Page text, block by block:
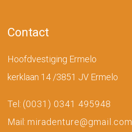
Contact
Hoofdvestiging Ermelo
kerklaan 14 /3851 JV Ermelo
Tel: (0031) 0341 495948
Mail: miradenture@gmail.com